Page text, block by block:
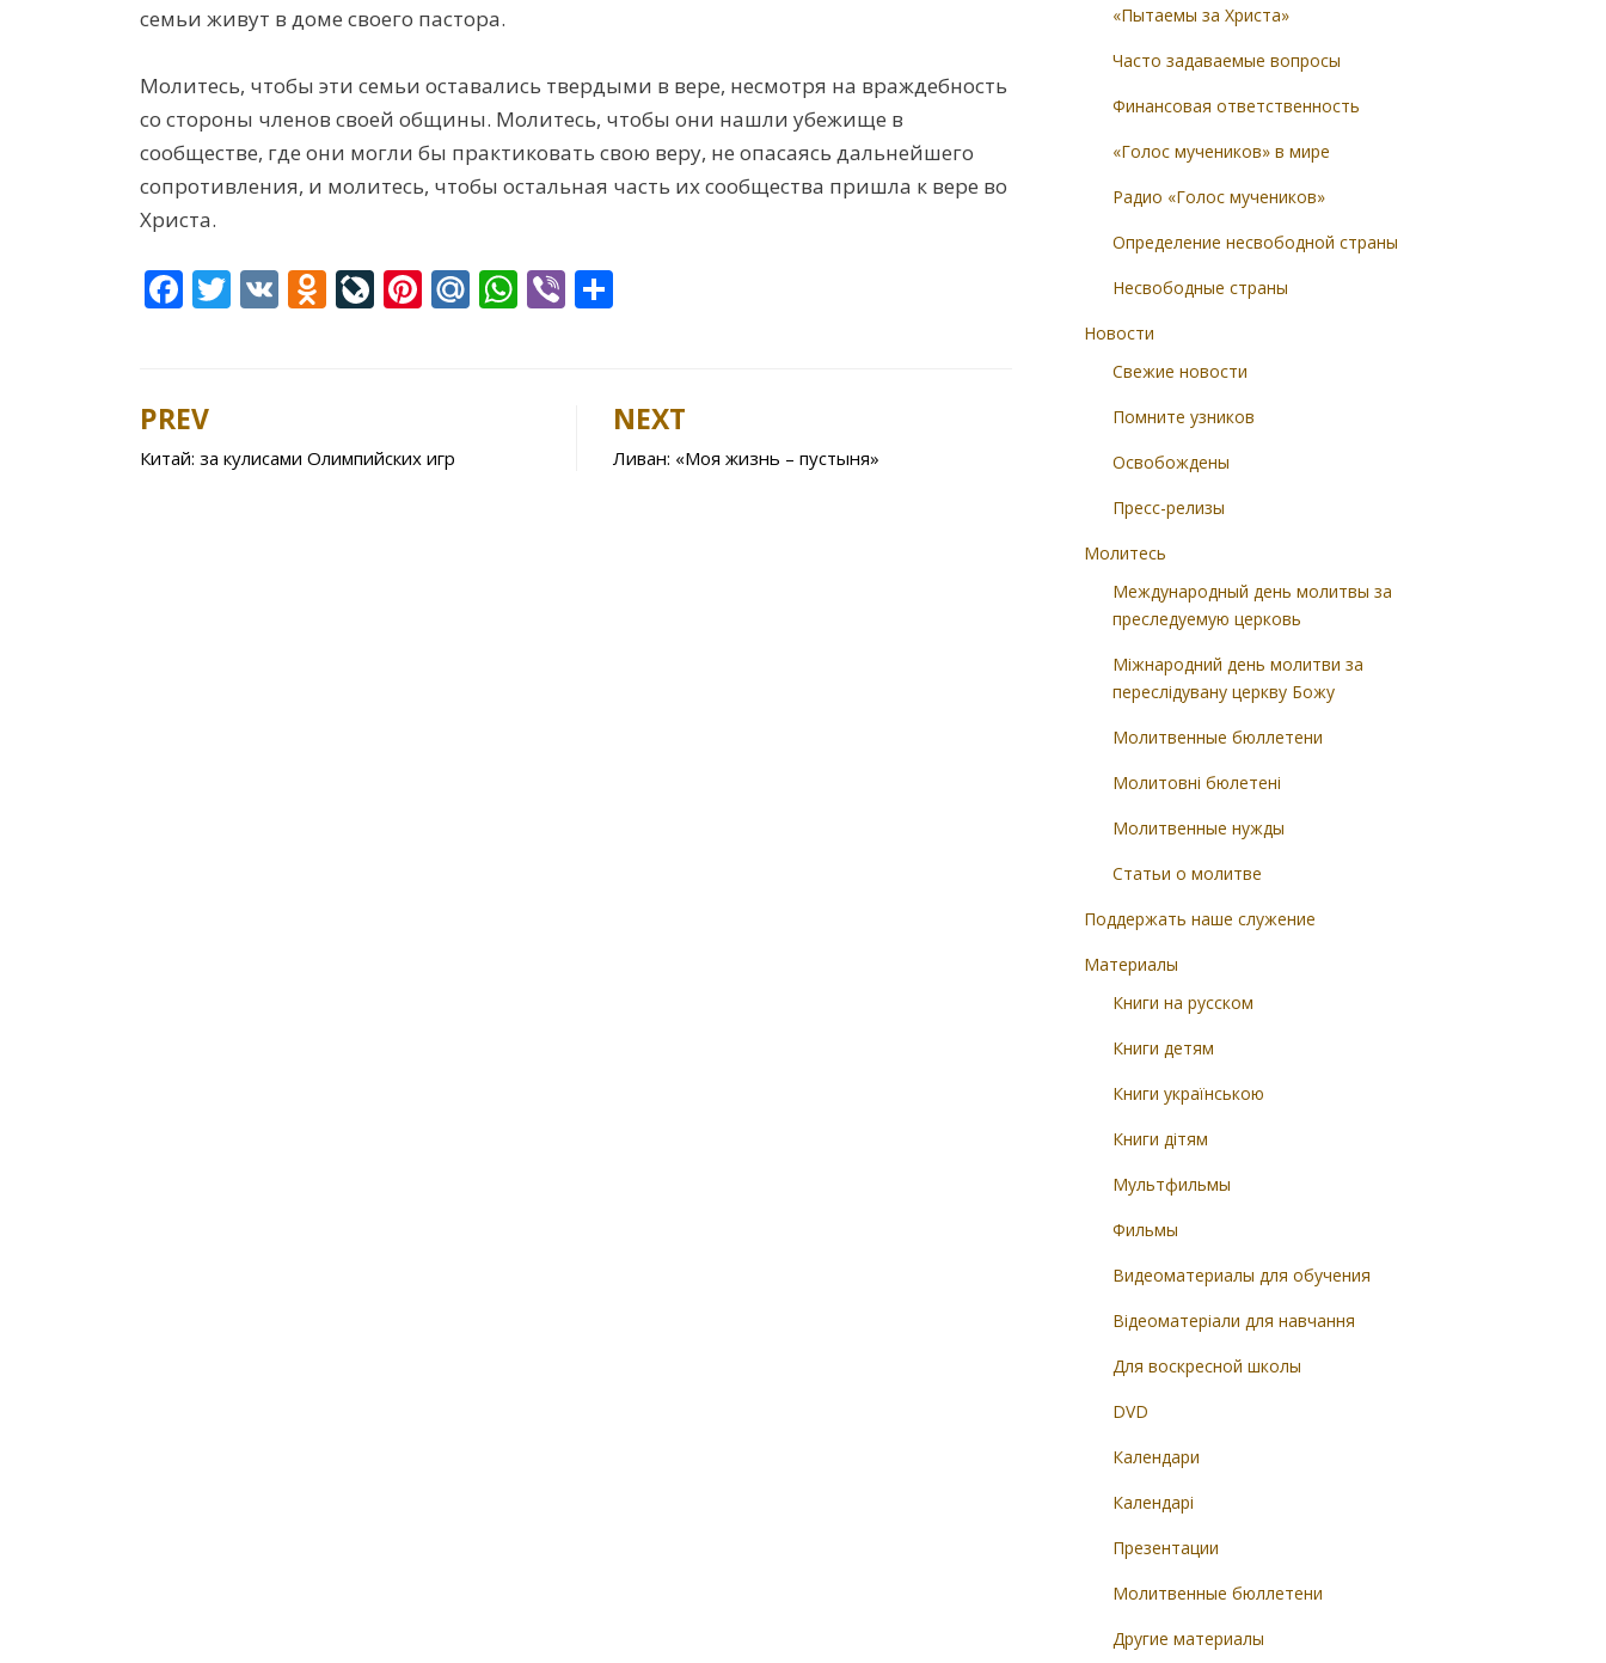
семьи живут в доме своего пастора.
Молитесь, чтобы эти семьи оставались твердыми в вере, несмотря на враждебность
со стороны членов своей общины. Молитесь, чтобы они нашли убежище в
сообществе, где они могли бы практиковать свою веру, не опасаясь дальнейшего
сопротивления, и молитесь, чтобы остальная часть их сообщества пришла к вере во
Христа.
F
b
o
o
T V O
kl
as
Li
u
r
Pi
st
M W Vi
e
Post
navigation
PREV
Китай: за кулисами Олимпийских игр
NEXT
Ливан: «Моя жизнь – пустыня»
«Пытаемы за Христа»
Часто задаваемые вопросы
Финансовая ответственность
«Голос мучеников» в мире
Радио «Голос мучеников»
Определение несвободной страны
Несвободные страны
Новости
Свежие новости
Помните узников
Освобождены
Пресс-релизы
Молитесь
Международный день молитвы за
преследуемую церковь
Міжнародний день молитви за
переслідувану церкву Божу
Молитвенные бюллетени
Молитовні бюлетені
Молитвенные нужды
Статьи о молитве
Поддержать наше служение
Материалы
Книги на русском
Книги детям
Книги українською
Книги дітям
Мультфильмы
Фильмы
Видеоматериалы для обучения
Відеоматеріали для навчання
Для воскресной школы
DVD
Календари
Календарі
Презентации
Молитвенные бюллетени
Другие материалы